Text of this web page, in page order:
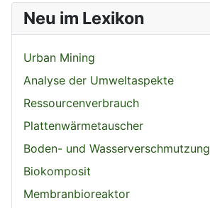
Neu im Lexikon
Urban Mining
Analyse der Umweltaspekte
Ressourcenverbrauch
Plattenwärmetauscher
Boden- und Wasserverschmutzung
Biokomposit
Membranbioreaktor